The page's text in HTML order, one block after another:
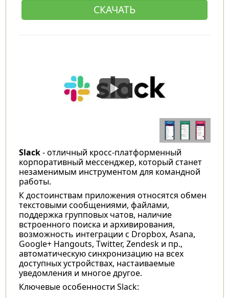
СКАЧАТЬ
Slack- отличный кросс-платформенный
корпоративный мессенджер, который станет
незаменимым инструментом для командной
работы.
К достоинствам приложения относятся обмен
текстовыми сообщениями, файлами,
поддержка групповых чатов, наличие
встроенного поиска и архивирования,
возможность интеграции с Dropbox, Asana,
Google+ Hangouts, Twitter, Zendesk и пр.,
автоматическую синхронизацию на всех
доступных устройствах, настаиваемые
уведомления и многое другое.
Ключевые особенности Slack: